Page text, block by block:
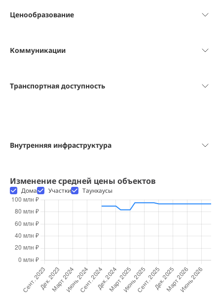
Ценообразование
Коммуникации
Транспортная доступность
Внутренняя инфраструктура
Изменение средней цены объектов
Дома Участки Таунхаусы